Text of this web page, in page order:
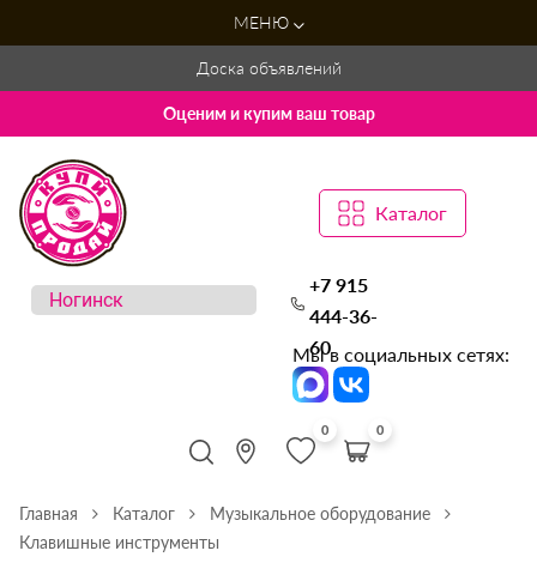
МЕНЮ
Доска объявлений
Оценим и купим ваш товар
Каталог
+7 915
444-36-
60
Мы в социальных сетях:
0 0
Главная Каталог
Музыкальное оборудование
Клавишные инструменты